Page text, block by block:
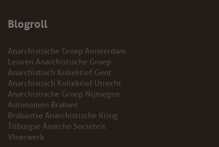
Blogroll
Anarchistische Groep Amsterdam
Leuven Anarchistische Groep
Anarchistisch Kollektief Gent
Anarchistisch Kollektief Utrecht
Anarchistische Groep Nijmegen
Autonomen Brabant
Brabantse Anarchistische Kring
Tilburgse Anarcho Sociëteit
Vloerwerk